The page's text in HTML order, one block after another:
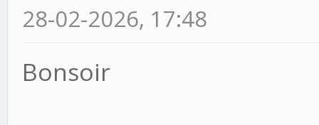
28-02-2026, 17:48
Bonsoir